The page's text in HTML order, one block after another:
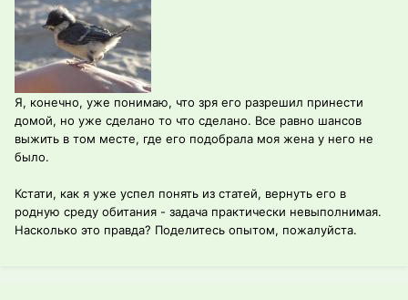
Я, конечно, уже понимаю, что зря его разрешил принести
домой, но уже сделано то что сделано. Все равно шансов
выжить в том месте, где его подобрала моя жена у него не
было.
Кстати, как я уже успел понять из статей, вернуть его в
родную среду обитания - задача практически невыполнимая.
Насколько это правда? Поделитесь опытом, пожалуйста.